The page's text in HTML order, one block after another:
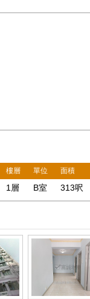
樓層 單位 面積
1層 B室 313呎